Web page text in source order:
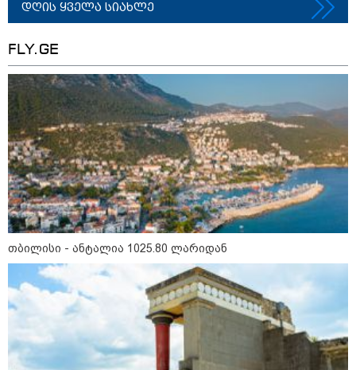
მნიშვნელოვანი ინფორმაცია
11:13 / 05-08-2026
Hisense წარმოგიდგენთ გზავნილს "ინოვაციები
უკეთესი ცხოვრებისათვის" FIFA-ს 2026 წლის
მსოფლიო ჩემპიონატზე™
დღის ყველა სიახლე
FLY.GE
თბილისი - ანტალია 1025.80 ლარიდან